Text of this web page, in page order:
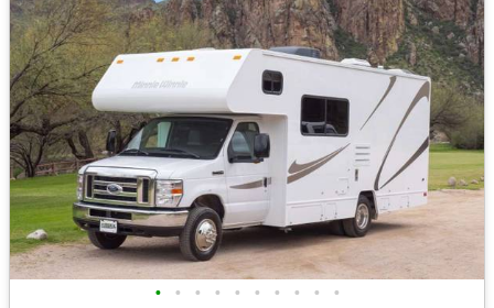
• • • • • • • • • •